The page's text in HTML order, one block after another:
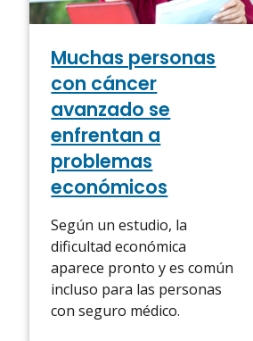
Muchas personas
con cáncer
avanzado se
enfrentan a
problemas
económicos
Según un estudio, la
dificultad económica
aparece pronto y es común
incluso para las personas
con seguro médico.